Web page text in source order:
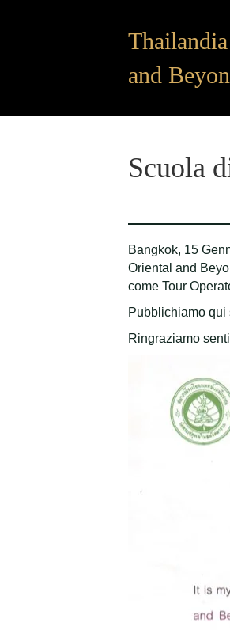
and
Scuola
Bangkok, 15
Oriental and
come Tour
Pubblichiamo qui
Ringraziamo